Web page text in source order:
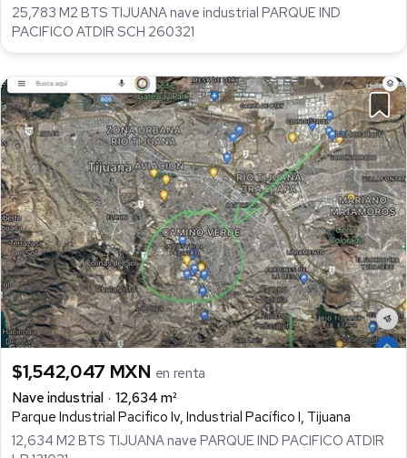
25,783 M2 BTS TIJUANA nave industrial PARQUE IND
PACIFICO ATDIR SCH 260321
$1,542,047 MXN en renta
Nave industrial
12,634 m²
Parque Industrial Pacifico Iv, Industrial Pacífico I, Tijuana
12,634 M2 BTS TIJUANA nave PARQUE IND PACIFICO ATDIR